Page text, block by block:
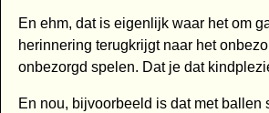
En ehm, dat is eigenlijk waar het om
herinnering terugkrijgt naar het
onbezorgd spelen. Dat je dat
En nou, bijvoorbeeld is dat met ballen